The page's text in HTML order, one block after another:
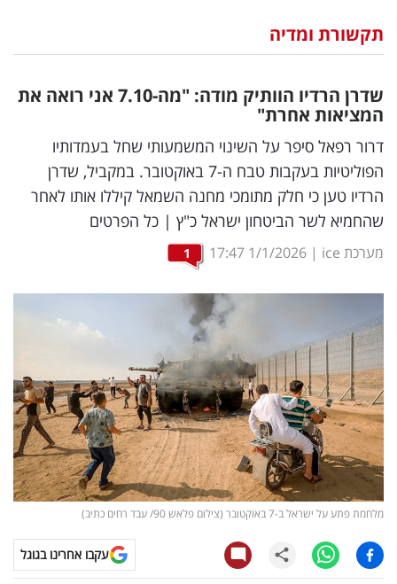
וצרכנות
דיגיטל
וטק
שיווק
ופרסום
משפט
מדדים
ומחקרים
דעות
רכילות
עסקית
קריפטו
ויראלי
טלוויזיה
תקשורת ומדיה
שדרן הרדיו הוותיק מודה: "מה-7.10 אני רואה את
המציאות אחרת"
דרור רפאל סיפר על השינוי המשמעותי שחל בעמדותיו
הפוליטיות בעקבות טבח ה-7 באוקטובר. במקביל, שדרן
הרדיו טען כי חלק מתומכי מחנה השמאל קיללו אותו לאחר
שהחמיא לשר הביטחון ישראל כ"ץ | כל הפרטים
מערכת ice |
1/1/2026
17:47
1
מלחמת פתע על ישראל ב-7 באוקטובר (צילום פלאש 90/ עבד רחים כתיב)
עקבו אחרינו בגוגל